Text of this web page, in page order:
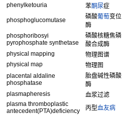
phenylketouria 苯酮尿症
phosphoglucomutase 磷酸葡萄变位
酶
phosphoribosyi
pyrophosphate synthetase
磷酸核糖焦磷
酸合成酶
physical mapping 物理图谱
physical map
物理图
placental aldaline
phosphatase
胎盘碱性磷酸
酶
plasmapheresis 血浆过滤
plasma thromboplastic
antecedent(PTA)deficiency
丙型血友病